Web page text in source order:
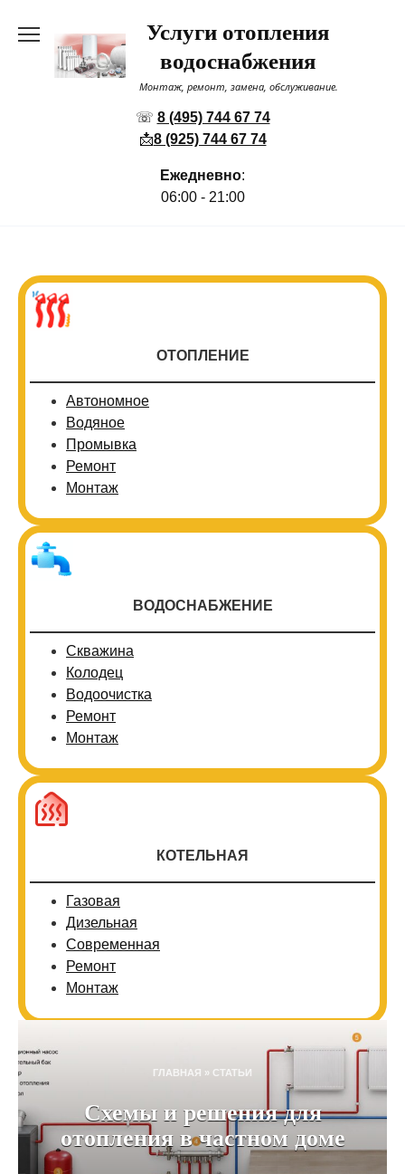
содержанию
Услуги отопления
водоснабжения
Монтаж, ремонт, замена, обслуживание.
☏ 8 (495) 744 67 74
📩8 (925) 744 67 74
Ежедневно:
06:00 - 21:00
ОТОПЛЕНИЕ
Автономное
Водяное
Промывка
Ремонт
Монтаж
ВОДОСНАБЖЕНИЕ
Скважина
Колодец
Водоочистка
Ремонт
Монтаж
КОТЕЛЬНАЯ
Газовая
Дизельная
Современная
Ремонт
Монтаж
ГЛАВНАЯ » СТАТЬИ
Схемы и решения для
отопления в частном доме